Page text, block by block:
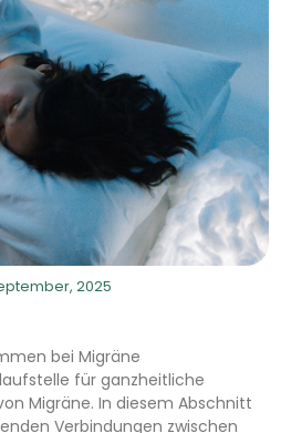
2025
bei Migräne
für ganzheitliche
Migräne. In diesem Abschnitt
Verbindungen zwischen